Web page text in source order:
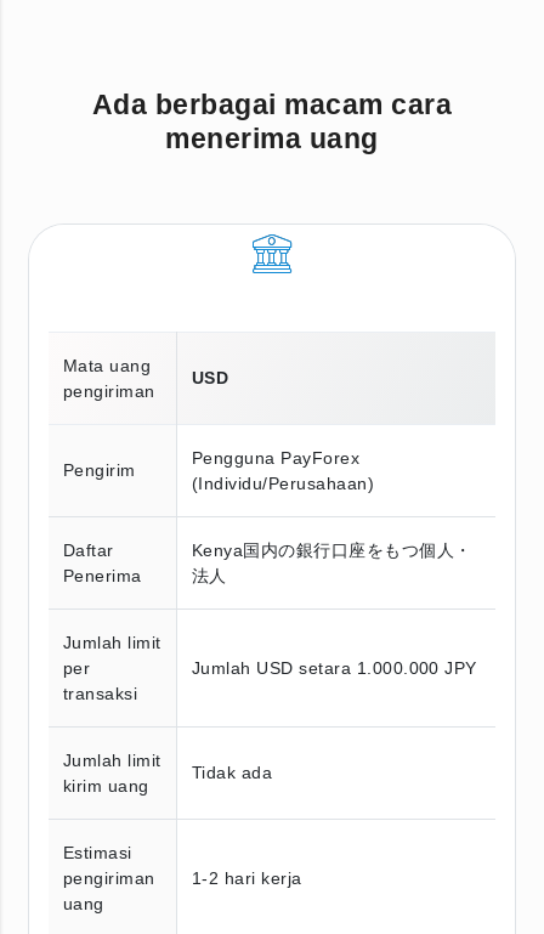
Ada berbagai macam cara
menerima uang
Mata uang
pengiriman
USD
Pengirim
Pengguna PayForex
(Individu/Perusahaan)
Daftar
Penerima
Kenya国内の銀行口座をもつ個人・
法人
Jumlah limit
per
transaksi
Jumlah USD setara 1.000.000 JPY
Jumlah limit
kirim uang
Tidak ada
Estimasi
pengiriman
uang
1-2 hari kerja